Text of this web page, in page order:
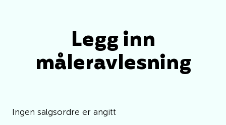
Legg inn
måleravlesning
Ingen salgsordre er angitt